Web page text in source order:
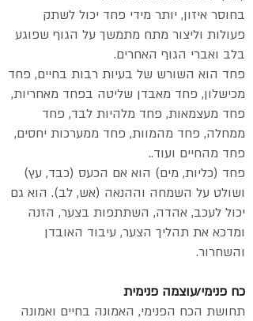
בחוסר איזון, יותר מידי פחד יכול לשתק
פעולות וליצור מתח מתמשך על הגוף שפוגע
בלב ואברי הגוף האחרים.
פחד הוא השורש של בעיות רבות בחיים, פחד
מכישלון, פחד מאבדן שליטה בפחד מאחריות,
פחד מעצמאות, פחד מלהיות לבד, פחד
ממחלה, פחד מהמוות, פחד ממערכות יחסים,
פחד מהחיים ועוד..
פחד (כליות, מים) הוא אם הכעס (כבד, עץ)
ושולט על השמחה וההנאה (אש, לב). הוא גם
יכול לעכב, אהדה, השתתפות בצער, הזנה
ומדכא את תהליך הצער, עיבוד האובדן
והשחרור.
כח פנימי/עוצמה פנימית
תחושת הכח הפנימי, האמונה בחיים ואמונה